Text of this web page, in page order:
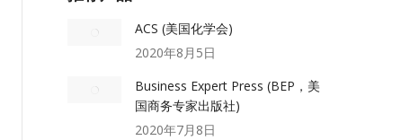
ACS (美国化学会)
2020年8月5日
Business Expert Press (BEP，美
国商务专家出版社)
2020年7月8日